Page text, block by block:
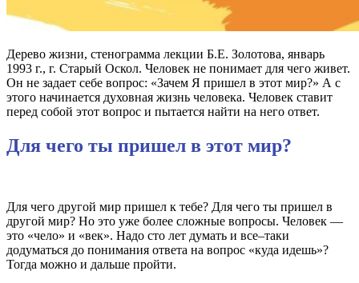
Дерево жизни, стенограмма лекции Б.Е. Золотова, январь
1993 г., г. Старый Оскол. Человек не понимает для чего живет.
Он не задает себе вопрос: «Зачем Я пришел в этот мир?» А с
этого начинается духовная жизнь человека. Человек ставит
перед собой этот вопрос и пытается найти на него ответ.
Для чего ты пришел в этот мир?
Для чего другой мир пришел к тебе? Для чего ты пришел в
другой мир? Но это уже более сложные вопросы. Человек —
это «чело» и «век». Надо сто лет думать и все–таки
додуматься до понимания ответа на вопрос «куда идешь»?
Тогда можно и дальше пройти.